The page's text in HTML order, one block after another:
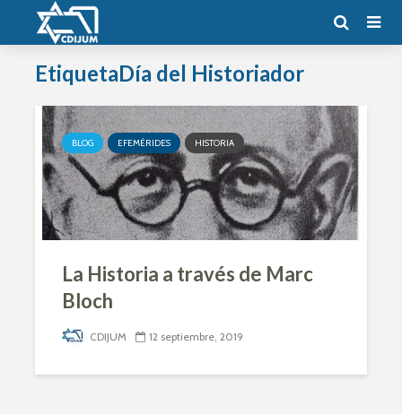
EtiquetaDía del Historiador
BLOG EFEMÉRIDES HISTORIA
La Historia a través de Marc
Bloch
CDIJUM 12 septiembre, 2019